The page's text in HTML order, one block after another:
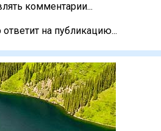
комментарии...
на публикацию...